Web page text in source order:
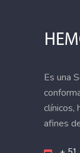
Es una
clínicos,
afines